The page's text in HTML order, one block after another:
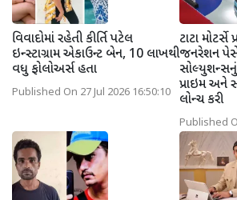
વિવાદોમાં રહેતી કીર્તિ પટેલ
ઇન્સ્ટાગ્રામ એકાઉન્ટ બેન, 10 લાખથી
વધુ ફોલોઅર્સ હતા
Published On 27 Jul 2026 16:50:10
ટાટા
જનરેશન
સોલ્યુશન્સનું
પ્રાઇમ અને
લોન્ચ કરી
Published